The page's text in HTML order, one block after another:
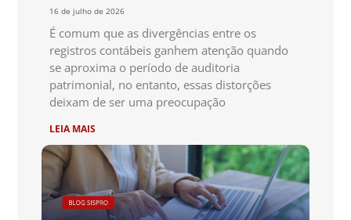
16 de julho de 2026
É comum que as divergências entre os
registros contábeis ganhem atenção quando
se aproxima o período de auditoria
patrimonial, no entanto, essas distorções
deixam de ser uma preocupação
LEIA MAIS